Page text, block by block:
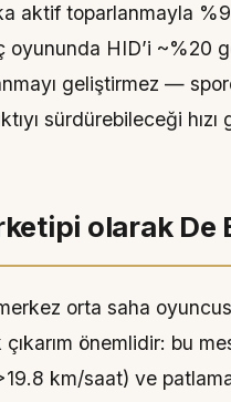
aktif toparlanmayla
oyununda HID’i
geliştirmez —
sürdürebileceği hızı
olarak De
orta saha
önemlidir: bu
km/saat) ve